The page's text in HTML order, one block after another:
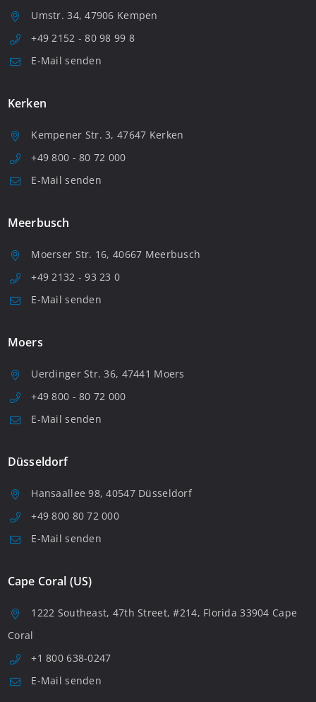
Umstr. 34, 47906 Kempen
+49 2152 - 80 98 99 8
E-Mail senden
Kerken
Kempener Str. 3, 47647 Kerken
+49 800 - 80 72 000
E-Mail senden
Meerbusch
Moerser Str. 16, 40667 Meerbusch
+49 2132 - 93 23 0
E-Mail senden
Moers
Uerdinger Str. 36, 47441 Moers
+49 800 - 80 72 000
E-Mail senden
Düsseldorf
Hansaallee 98, 40547 Düsseldorf
+49 800 80 72 000
E-Mail senden
Cape Coral (US)
1222 Southeast, 47th Street, #214, Florida 33904 Cape
Coral
+1 800 638-0247
E-Mail senden